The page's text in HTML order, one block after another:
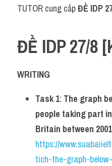
Grammar
Cách paraphrase
Part 2
Noun
Verb
Cấu trúc câu
TUTOR cung cấp ĐỀ IDP
ĐỀ IDP 27/8
WRITING
Task 1: The graph
people taking part
Britain between
https://
tich-the-graph-